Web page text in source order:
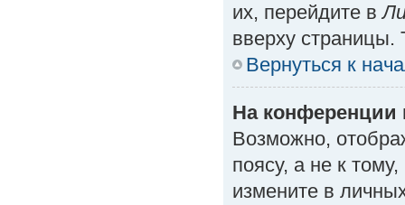
их, перейдите в
вверху страницы.
Вернуться к
На конференции
Возможно,
поясу, а не к
измените в